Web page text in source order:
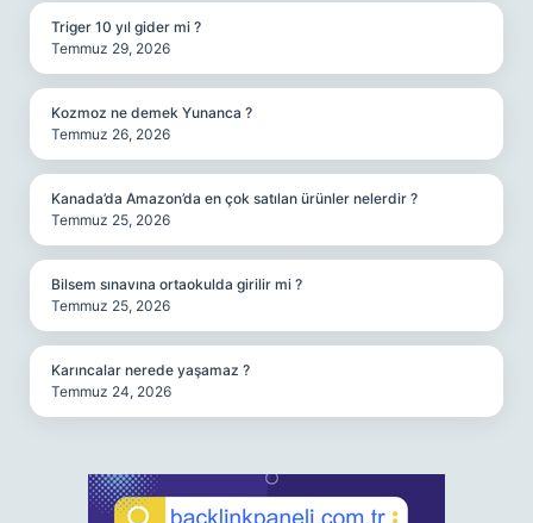
Triger 10 yıl gider mi ?
Temmuz 29, 2026
Kozmoz ne demek Yunanca ?
Temmuz 26, 2026
Kanada’da Amazon’da en çok satılan ürünler nelerdir ?
Temmuz 25, 2026
Bilsem sınavına ortaokulda girilir mi ?
Temmuz 25, 2026
Karıncalar nerede yaşamaz ?
Temmuz 24, 2026